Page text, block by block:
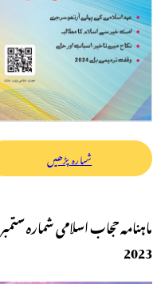
شمارہ پڑھیں
ماہنامہ حجاب اسلامی شمارہ ستمبر
2023